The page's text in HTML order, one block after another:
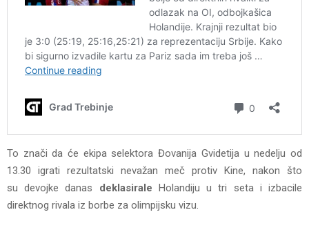
To znači da će ekipa selektora Đovanija Gvidetija u nedelju od
13.30 igrati rezultatski nevažan meč protiv Kine, nakon što
su devojke danas deklasirale Holandiju u tri seta i izbacile
direktnog rivala iz borbe za olimpijsku vizu.